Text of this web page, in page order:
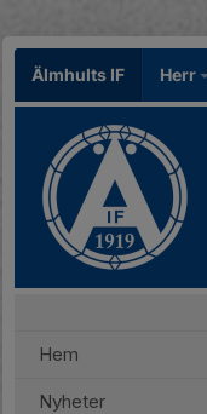
Älmhults IF Herr
Hem
Nyheter